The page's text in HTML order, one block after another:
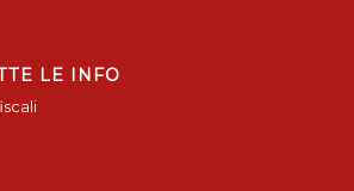
LE INFO